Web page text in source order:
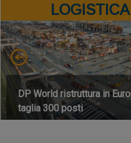
LOGISTICA
DP World ristruttura in
taglia 300 posti